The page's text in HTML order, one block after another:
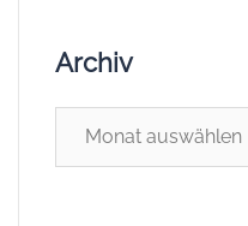
Archiv